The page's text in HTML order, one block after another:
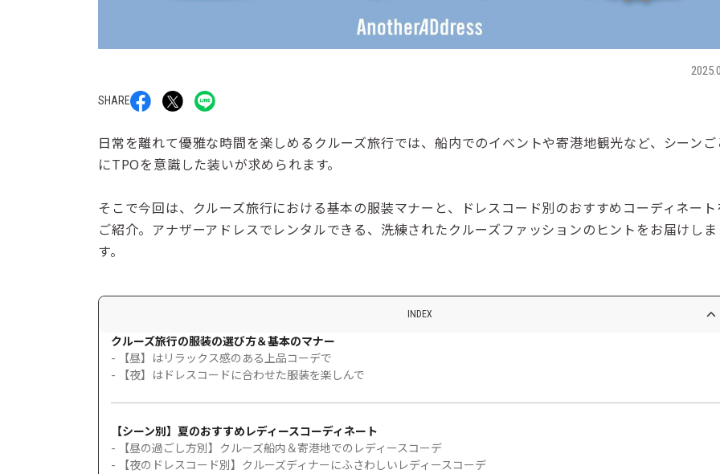
SHARE
日常を離れて優雅な時間を楽しめるクルーズ旅行では、船内でのイベントや寄港地観光など、シーン
にTPOを意識した装いが求められます。
そこで今回は、クルーズ旅行における基本の服装マナーと、ドレスコード別のおすすめコーディネー
ご紹介。アナザーアドレスでレンタルできる、洗練されたクルーズファッションのヒントをお届けしま
す。
INDEX
クルーズ旅行の服装の選び方＆基本のマナー
- 【昼】はリラックス感のある上品コーデで
- 【夜】はドレスコードに合わせた服装を楽しんで
【シーン別】夏のおすすめレディースコーディネート
- 【昼の過ごし方別】クルーズ船内＆寄港地でのレディースコーデ
- 【夜のドレスコード別】クルーズディナーにふさわしいレディースコーデ